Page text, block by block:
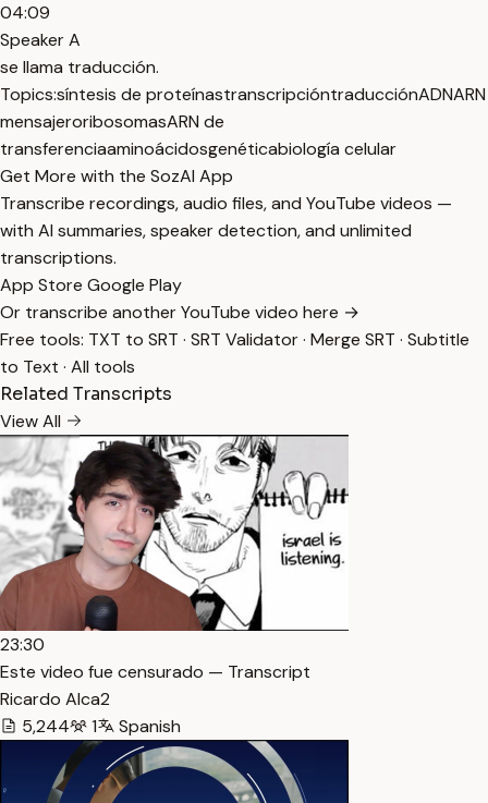
04:09
Speaker A
se llama traducción.
Topics:síntesis de proteínastranscripcióntraducciónADNARN
mensajeroribosomasARN de
transferenciaaminoácidosgenéticabiología celular
Get More with the SozAI App
Transcribe recordings, audio files, and YouTube videos —
with AI summaries, speaker detection, and unlimited
transcriptions.
App Store Google Play
Or transcribe another YouTube video here →
Free tools: TXT to SRT · SRT Validator· Merge SRT · Subtitle
to Text · All tools
Related Transcripts
View All
23:30
Este video fue censurado — Transcript
Ricardo Alca2
5,244
1 Spanish